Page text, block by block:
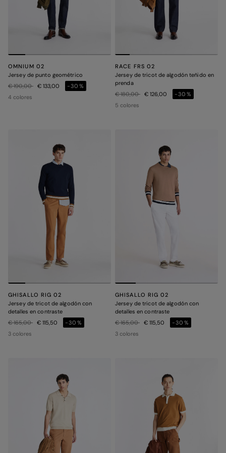
OMNIUM 02
Jersey de punto geométrico
Precio rebajado de
€ 190,00a € 133,00
-30%
4 colores
RACE FRS 02
Jersey de tricot de algodón teñido en
prenda
Precio rebajado de
€ 180,00a € 126,00
-30%
5 colores
GHISALLO RIG 02
Jersey de tricot de algodón con
detalles en contraste
Precio rebajado de
€ 165,00a € 115,50
-30%
3 colores
GHISALLO RIG 02
Jersey de tricot de algodón con
detalles en contraste
Precio rebajado de
€ 165,00a € 115,50
-30%
3 colores